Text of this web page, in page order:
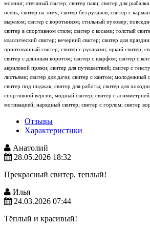
молнии; стеганый свитер; свитер паяц; свитер для
осень; свитер на зиму; свитер без рукавов; свитер с
вырезом; свитер с воротником; стильный пуловер;
свитер в спортивном стиле; свитер с косами; толстый
классический свитер; вечерний свитер; свитер для
принтованный свитер; свитер с рукавами; яркий свитер;
свитер с длинным воротом; свитер с шарфом; свитер с
акриловой пряжи; свитер для путешествий; свитер с
листьями; свитер для дачи; свитер с кантом; молодежный
свитер под пиджак; свитер для работы; свитер для
спортивной версии; модный свитер; свитер с
мотивацией; нарядный свитер; свитер с горлом; свитер
Отзывы
Характеристики
Анатолий
28.05.2026 18:32
Прекрасный свитер, теплый!
Илья
24.03.2026 07:44
Тёплый и красивый!